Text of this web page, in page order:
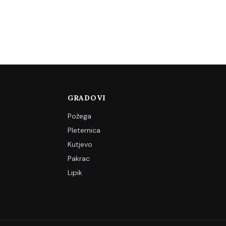
GRADOVI
Požega
Pleternica
Kutjevo
Pakrac
Lipik